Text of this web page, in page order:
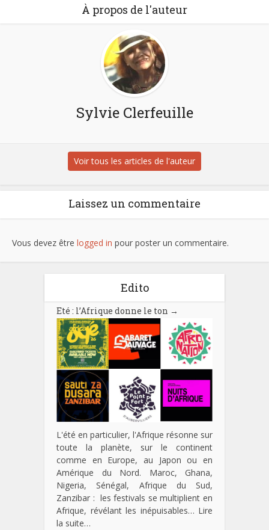
À propos de l'auteur
Sylvie Clerfeuille
Voir tous les articles de l'auteur
Laissez un commentaire
Vous devez être logged in pour poster un commentaire.
Edito
Eté : l’Afrique donne le ton →
L'été en particulier, l'Afrique résonne sur
toute la planète, sur le continent
comme en Europe, au Japon ou en
Amérique du Nord. Maroc, Ghana,
Nigeria, Sénégal, Afrique du Sud,
Zanzibar : les festivals se multiplient en
Afrique, révélant les inépuisables… Lire
la suite…